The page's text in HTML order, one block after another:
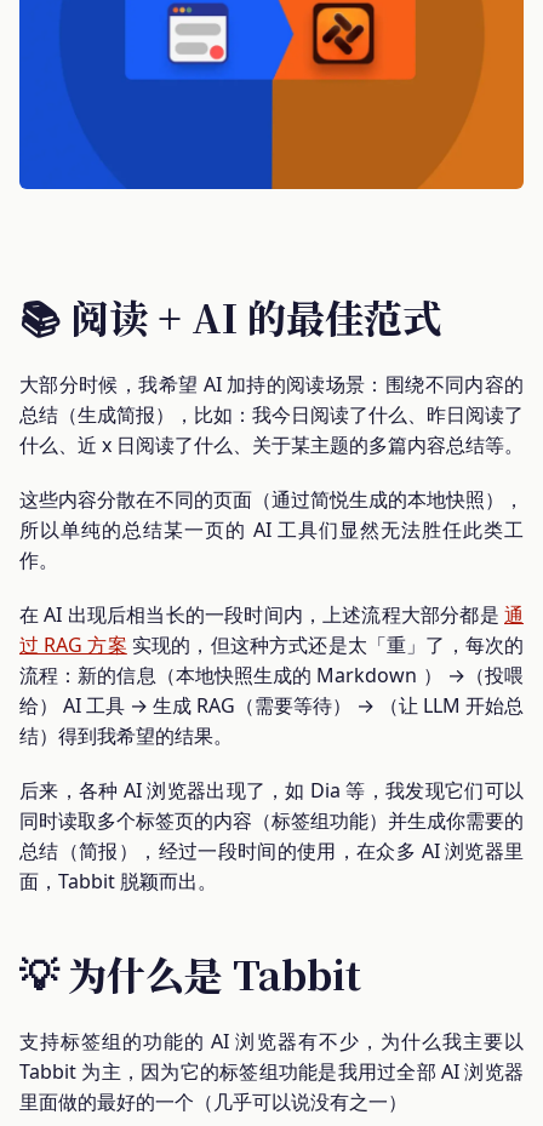
📚 阅读 + AI 的最佳范式
大部分时候，我希望 AI 加持的阅读场景：围绕不同内容的
总结（生成简报），比如：我今日阅读了什么、昨日阅读了
什么、近 x 日阅读了什么、关于某主题的多篇内容总结等。
这些内容分散在不同的页面（通过简悦生成的本地快照），
所以单纯的总结某一页的 AI 工具们显然无法胜任此类工
作。
在 AI 出现后相当长的一段时间内，上述流程大部分都是 通
过 RAG 方案 实现的，但这种方式还是太「重」了，每次的
流程：新的信息（本地快照生成的 Markdown ） →（投喂
给） AI 工具 → 生成 RAG（需要等待） → （让 LLM 开始总
结）得到我希望的结果。
后来，各种 AI 浏览器出现了，如 Dia 等，我发现它们可以
同时读取多个标签页的内容（标签组功能）并生成你需要的
总结（简报），经过一段时间的使用，在众多 AI 浏览器里
面，Tabbit 脱颖而出。
💡 为什么是 Tabbit
支持标签组的功能的 AI 浏览器有不少，为什么我主要以
Tabbit 为主，因为它的标签组功能是我用过全部 AI 浏览器
里面做的最好的一个（几乎可以说没有之一）